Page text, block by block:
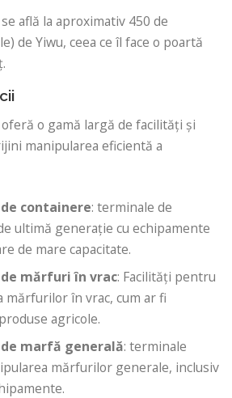
află la aproximativ 450 de
de Yiwu, ceea ce îl face o poartă
o gamă largă de facilități și
manipularea eficientă a
containere: terminale de
ultimă generație cu echipamente
de mare capacitate.
mărfuri în vrac: Facilități pentru
mărfurilor în vrac, cum ar fi
agricole.
marfă generală: terminale
mărfurilor generale, inclusiv